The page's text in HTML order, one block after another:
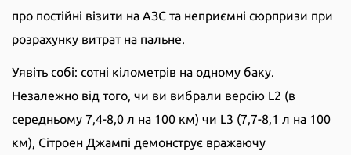
про постійні візити на АЗС та неприємні сюрпризи при
розрахунку витрат на пальне.
Уявіть собі: сотні кілометрів на одному баку.
Незалежно від того, чи ви вибрали версію L2 (в
середньому 7,4-8,0 л на 100 км) чи L3 (7,7-8,1 л на 100
км), Сітроен Джампі демонструє вражаючу